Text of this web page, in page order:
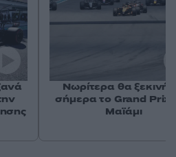
Νωρίτερα θα
σήμερα το Grand Prix
Μαϊάμι